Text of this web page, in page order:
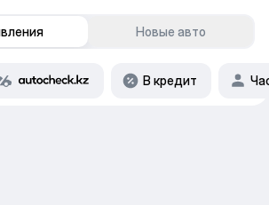
Новые авто
В кредит